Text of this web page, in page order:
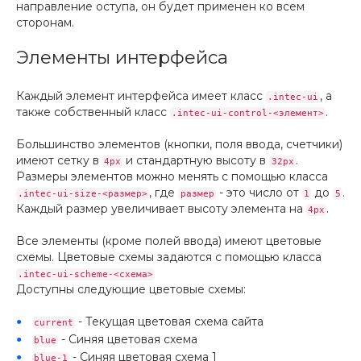
направление оступа, он будет применен ко всем
сторонам.
Элементы интерфейса
Каждый элемент интерфейса имеет класс .intec-ui , а
также собственный класс
.intec-ui-control-<элемент> .
Большинство элементов (кнопки, поля ввода, счетчики)
имеют сетку в 4px и стандартную высоту в 32px .
Размеры элементов можно менять с помощью класса
.intec-ui-size-<размер> , где размер - это число от 1 до 5 .
Каждый размер увеличивает высоту элемента на 4px .
Все элементы (кроме полей ввода) имеют цветовые
схемы. Цветовые схемы задаются с помощью класса
.intec-ui-scheme-<схема>
Доступны следующие цветовые схемы:
current - Текущая цветовая схема сайта
blue - Синяя цветовая схема
blue-1 - Синяя цветовая схема 1